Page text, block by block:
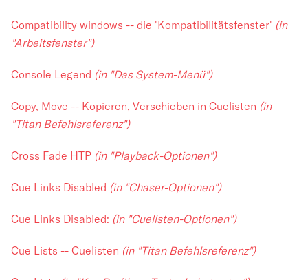
Compatibility windows -- die 'Kompatibilitätsfenster' (in
"Arbeitsfenster")
Console Legend (in "Das System-Menü")
Copy, Move -- Kopieren, Verschieben in Cuelisten (in
"Titan Befehlsreferenz")
Cross Fade HTP (in "Playback-Optionen")
Cue Links Disabled (in "Chaser-Optionen")
Cue Links Disabled: (in "Cuelisten-Optionen")
Cue Lists -- Cuelisten (in "Titan Befehlsreferenz")